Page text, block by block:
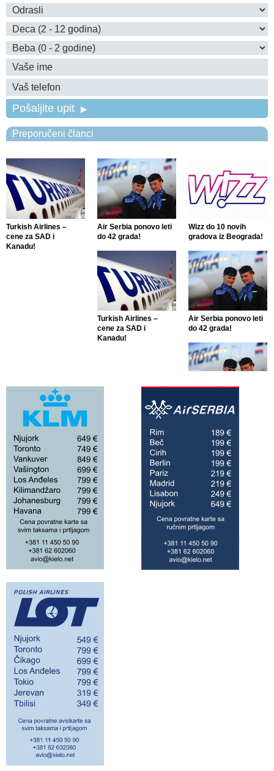
Pošaljite upit
Preporučeni članci
Turkish Airlines –
cene za SAD i
Kanadu!
Air Serbia ponovo leti
do 42 grada!
Wizz do 10 novih
gradova iz Beograda!
Turkish Airlines –
cene za SAD i
Kanadu!
Air Serbia ponovo leti
do 42 grada!
Air Serbia ponovo leti